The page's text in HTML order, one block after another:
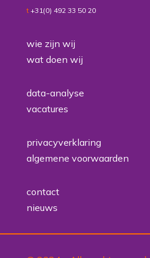
t +31(0) 492 33 50 20
wie zijn wij
wat doen wij
data-analyse
vacatures
privacyverklaring
algemene voorwaarden
contact
nieuws